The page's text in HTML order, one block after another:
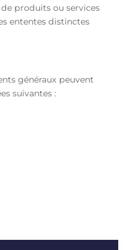
produits ou services
ententes distinctes
généraux peuvent
suivantes :